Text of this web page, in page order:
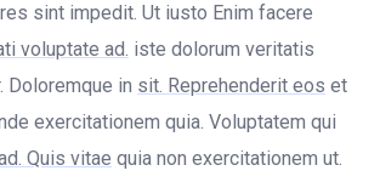
sint impedit. Ut iusto Enim facere
voluptate ad. iste dolorum veritatis
Doloremque in sit. Reprehenderit eos et
exercitationem quia. Voluptatem qui
Quis vitae quia non exercitationem ut.